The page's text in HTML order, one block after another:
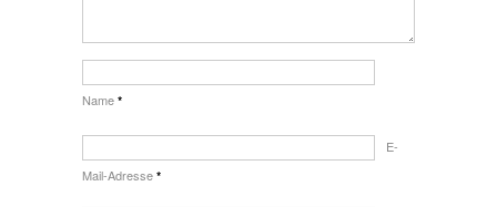
Name *
E-
Mail-Adresse *